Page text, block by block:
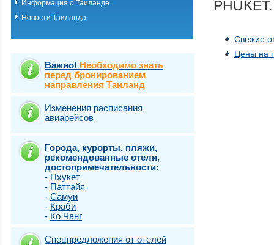
Информация о Таиланде
Новости Таиланда
Важно! Необходимо знать
перед бронированием
направления Таиланд
Изменения расписания
авиарейсов
Города, курорты, пляжи,
рекомендованные отели,
достопримечательности:
- Пхукет
- Паттайя
- Самуи
- Краби
- Ко Чанг
Спецпредложения от отелей
о.Пхукет. Пляж
о.Пхукет. Пляж
о.Пхукет. Пляж
Свежие
Цены на